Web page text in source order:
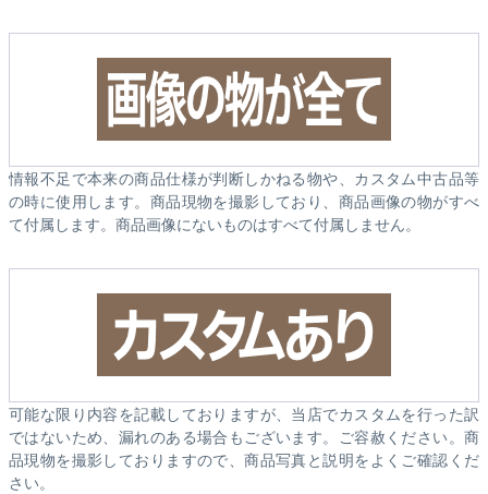
情報不足で本来の商品仕様が判断しかねる物や、カスタム中古品等
の時に使用します。商品現物を撮影しており、商品画像の物がすべ
て付属します。商品画像にないものはすべて付属しません。
可能な限り内容を記載しておりますが、当店でカスタムを行った訳
ではないため、漏れのある場合もございます。ご容赦ください。商
品現物を撮影しておりますので、商品写真と説明をよくご確認くだ
さい。